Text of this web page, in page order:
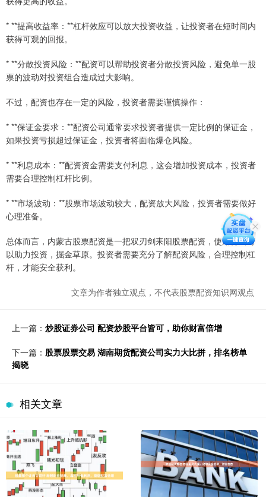
* **提高收益率：**杠杆效应可以放大投资收益，让投资者在短时间内
获得可观的回报。
* **分散投资风险：**配资可以帮助投资者分散投资风险，避免单一股
票的波动对投资组合造成过大影响。
不过，配资也存在一定的风险，投资者需要谨慎操作：
* **保证金要求：**配资公司通常要求投资者提供一定比例的保证金，
如果投资亏损超过保证金，投资者将面临爆仓风险。
* **利息成本：**配资资金需要支付利息，这会增加投资成本，投资者
需要合理控制杠杆比例。
* **市场波动：**股票市场波动较大，配资放大风险，投资者需要做好
心理准备。
总体而言，内蒙古股票配资是一把双刃剑耒阳股票配资，使用得当可
以助力投资，掘金草原。投资者需要充分了解配资风险，合理控制杠
杆，才能安全获利。
文章为作者独立观点，不代表股票配资知识网观点
上一篇： 炒股证券公司 配资炒股平台皆可，助你财富倍增
下一篇： 股票股票交易 湖南期货配资公司实力大比拼，排名榜单
揭晓
相关文章